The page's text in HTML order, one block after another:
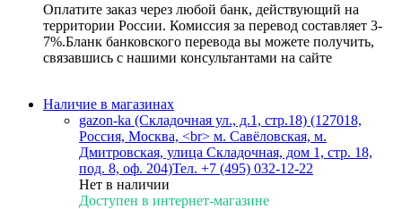
Оплатите заказ через любой банк, действующий на
территории России. Комиссия за перевод составляет 3-
7%.Бланк банковского перевода вы можете получить,
связавшись с нашими консультантами на сайте
Наличие в магазинах
gazon-ka (Складочная ул., д.1, стр.18) (127018,
Россия, Москва, <br> м. Савёловская, м.
Дмитровская, улица Складочная, дом 1, стр. 18,
под. 8, оф. 204)Тел. +7 (495) 032-12-22
Нет в наличии
Доступен в интернет-магазине